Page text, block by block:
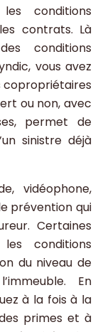
conditions
contrats. Là
conditions
vous avez
copropriétaires
ou non, avec
permet de
sinistre déjà
vidéophone,
prévention qui
Certaines
conditions
du niveau de
En
à la fois à la
primes et à